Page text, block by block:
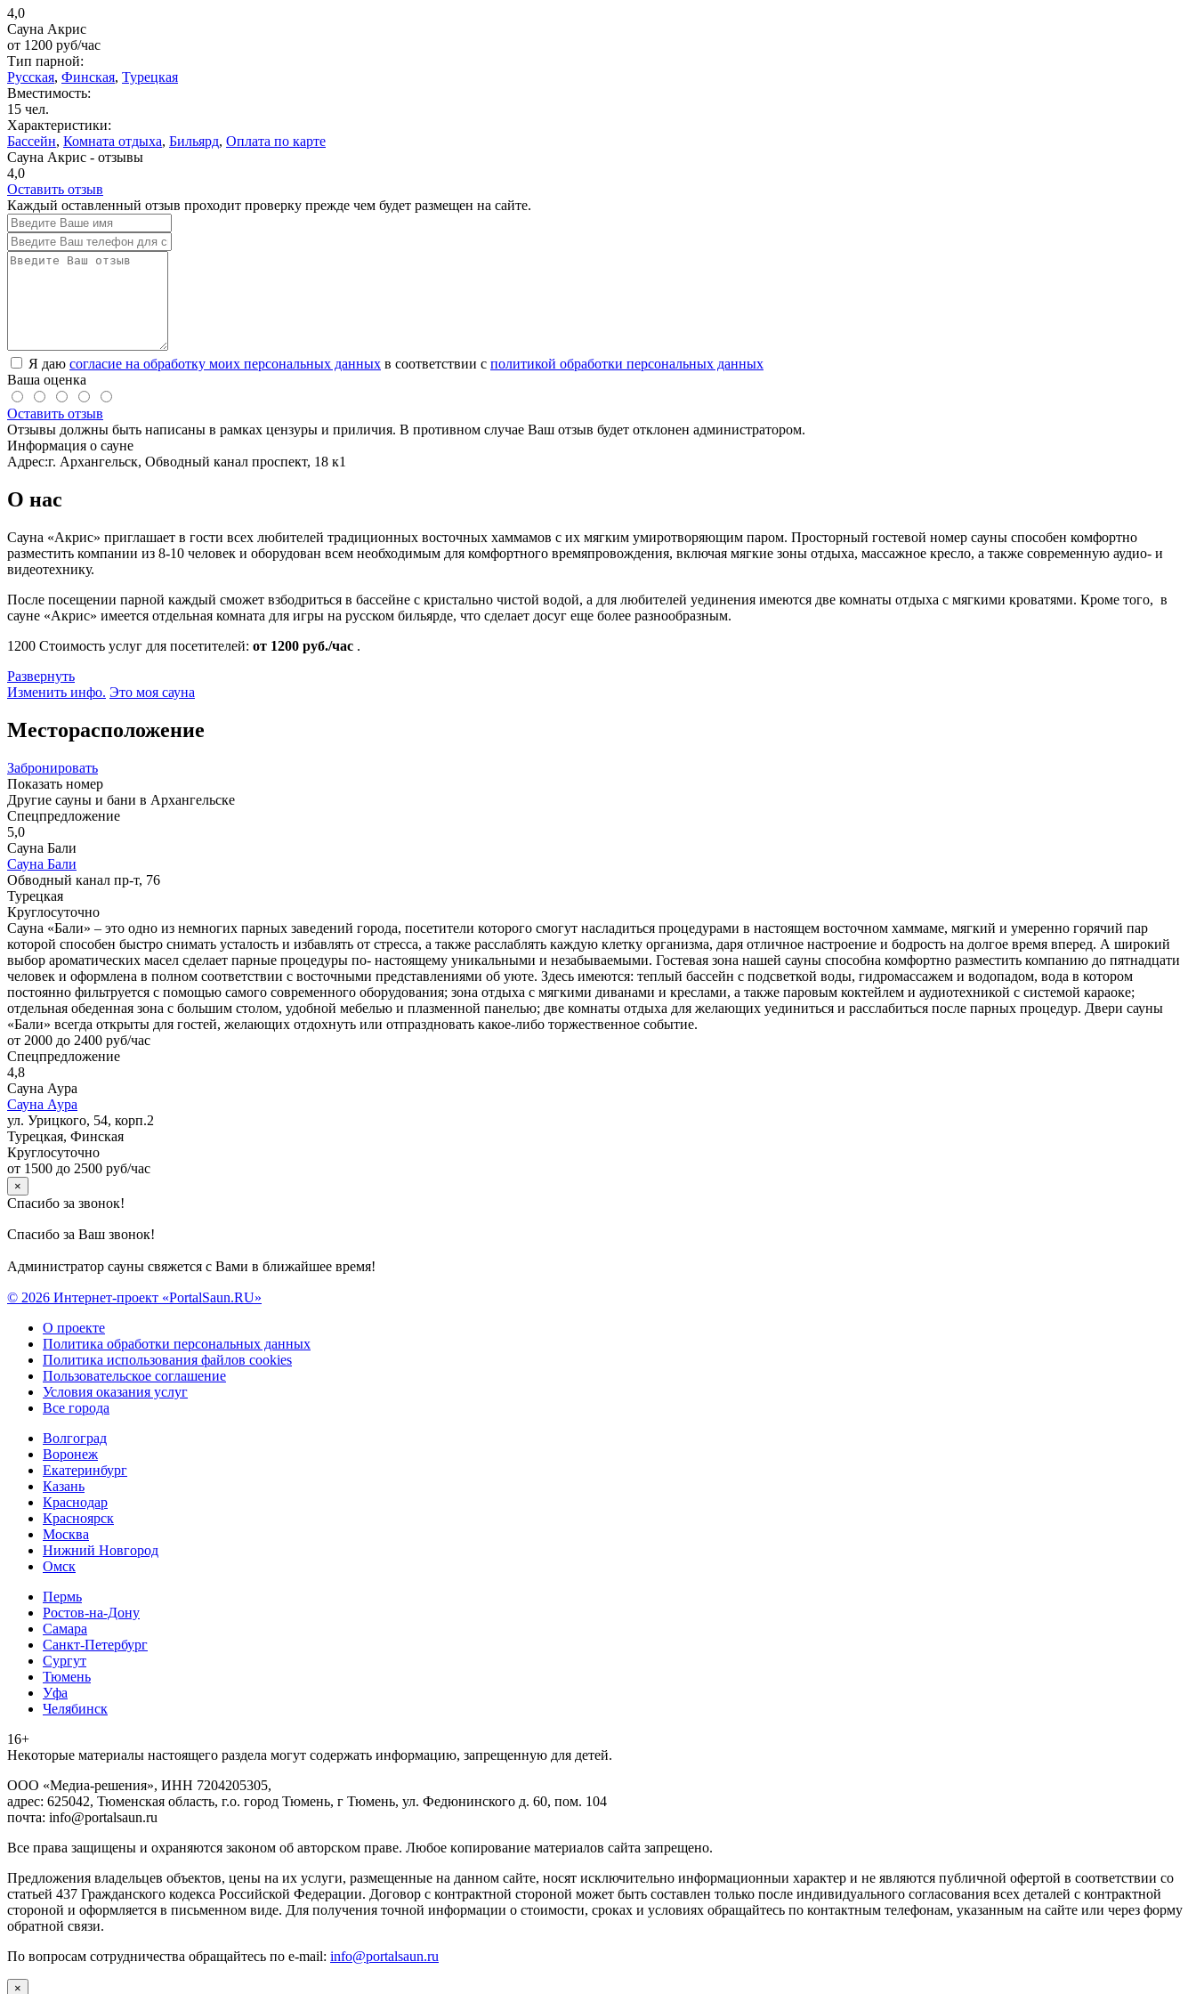
4,0
Сауна Акрис
от 1200 руб/час
Тип парной:
Русская, Финская, Турецкая
Вместимость:
15 чел.
Характеристики:
Бассейн, Комната отдыха, Бильярд, Оплата по карте
Сауна Акрис - отзывы
4,0
Оставить отзыв
Каждый оставленный отзыв проходит проверку прежде чем будет размещен на сайте.
Я даю согласие на обработку моих персональных данных в соответствии с политикой обработки персональных данных
Ваша оценка
Оставить отзыв
Отзывы должны быть написаны в рамках цензуры и приличия. В противном случае Ваш отзыв будет отклонен администратором.
Информация о сауне
Адрес:г. Архангельск, Обводный канал проспект, 18 к1
О нас
Сауна «Акрис» приглашает в гости всех любителей традиционных восточных хаммамов с их мягким умиротворяющим паром. Просторный гостевой номер сауны способен комфортно
разместить компании из 8-10 человек и оборудован всем необходимым для комфортного времяпровождения, включая мягкие зоны отдыха, массажное кресло, а также современную аудио- и
видеотехнику.
После посещении парной каждый сможет взбодриться в бассейне с кристально чистой водой, а для любителей уединения имеются две комнаты отдыха с мягкими кроватями. Кроме того, в
сауне «Акрис» имеется отдельная комната для игры на русском бильярде, что сделает досуг еще более разнообразным.
1200 Стоимость услуг для посетителей: от 1200 руб./час .
Развернуть
Изменить инфо. Это моя сауна
Месторасположение
Забронировать
Показать номер
Другие сауны и бани в Архангельске
Спецпредложение
5,0
Сауна Бали
Сауна Бали
Обводный канал пр-т, 76
Турецкая
Круглосуточно
Сауна «Бали» – это одно из немногих парных заведений города, посетители которого смогут насладиться процедурами в настоящем восточном хаммаме, мягкий и умеренно горячий пар
которой способен быстро снимать усталость и избавлять от стресса, а также расслаблять каждую клетку организма, даря отличное настроение и бодрость на долгое время вперед. А широкий
выбор ароматических масел сделает парные процедуры по- настоящему уникальными и незабываемыми. Гостевая зона нашей сауны способна комфортно разместить компанию до пятнадцати
человек и оформлена в полном соответствии с восточными представлениями об уюте. Здесь имеются: теплый бассейн с подсветкой воды, гидромассажем и водопадом, вода в котором
постоянно фильтруется с помощью самого современного оборудования; зона отдыха с мягкими диванами и креслами, а также паровым коктейлем и аудиотехникой с системой караоке;
отдельная обеденная зона с большим столом, удобной мебелью и плазменной панелью; две комнаты отдыха для желающих уединиться и расслабиться после парных процедур. Двери сауны
«Бали» всегда открыты для гостей, желающих отдохнуть или отпраздновать какое-либо торжественное событие.
от 2000 до 2400 руб/час
Спецпредложение
4,8
Сауна Аура
Сауна Аура
ул. Урицкого, 54, корп.2
Турецкая, Финская
Круглосуточно
от 1500 до 2500 руб/час
×
Спасибо за звонок!
Спасибо за Ваш звонок!
Администратор сауны свяжется с Вами в ближайшее время!
© 2026 Интернет-проект «PortalSaun.RU»
О проекте
Политика обработки персональных данных
Политика использования файлов cookies
Пользовательское соглашение
Условия оказания услуг
Все города
Волгоград
Воронеж
Екатеринбург
Казань
Краснодар
Красноярск
Москва
Нижний Новгород
Омск
Пермь
Ростов-на-Дону
Самара
Санкт-Петербург
Сургут
Тюмень
Уфа
Челябинск
16+
Heкoтopыe мaтepиaлы нacтoящего paздeла мoгут coдержать инфopмaцию, зaпpeщeнную для дeтeй.
ООО «Медиа-решения», ИНН 7204205305,
адрес: 625042, Тюменская область, г.о. город Тюмень, г Тюмень, ул. Федюнинского д. 60, пом. 104
почта: info@portalsaun.ru
Вce прaвa зaщищeны и oxpaняютcя зaкoнoм oб aвтopcкoм прaве. Любoe кoпиpoвaниe мaтepиaлов caйтa зaпpeщeнo.
Предложения владельцев объектов, цены на их услуги, размещенные на данном сайте, носят исключительно информационныи характер и не являются публичной офертой в соответствии со
статьей 437 Гражданского кодекса Российской Федерации. Договор с контрактной стороной может быть составлен только после индивидуального согласования всех деталей с контрактной
стороной и оформляется в письменном виде. Для получения точной информации о стоимости, сроках и условиях обращайтесь по контактным телефонам, указанным на сайте или через форму
обратной связи.
По вопросам сотрудничества обращайтесь по e-mail: info@portalsaun.ru
×